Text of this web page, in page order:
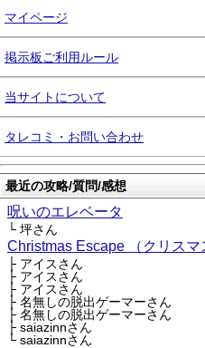
マイページ
掲示板ご利用ルール
当サイトについて
タレコミ・お問い合わせ
最近の攻略/質問/感想
呪いのエレベータ
└ 坪さん
Christmas Escape （クリスマ
├ アイスさん
├ アイスさん
├ アイスさん
├ 名無しの脱出ゲーマーさん
├ 名無しの脱出ゲーマーさん
├ saiazinnさん
└ saiazinnさん